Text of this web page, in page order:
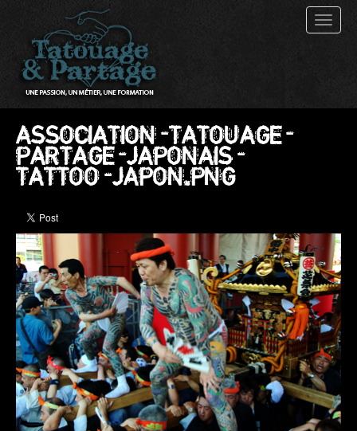
ASSOCIATION-TATOUAGE-
PARTAGE-JAPONAIS-
TATTOO-JAPON.PNG